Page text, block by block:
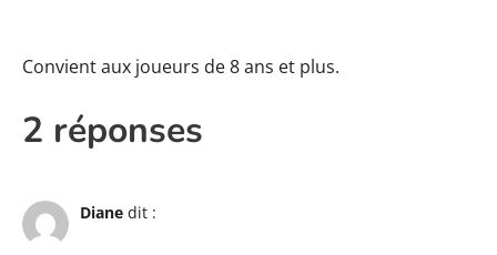
Convient aux joueurs de 8 ans et plus.
2 réponses
Diane dit :